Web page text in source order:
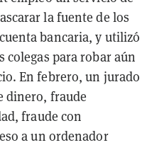
la fuente de los
bancaria, y utilizó
colegas para robar aún
En febrero, un jurado
dinero, fraude
fraude con
a un ordenador